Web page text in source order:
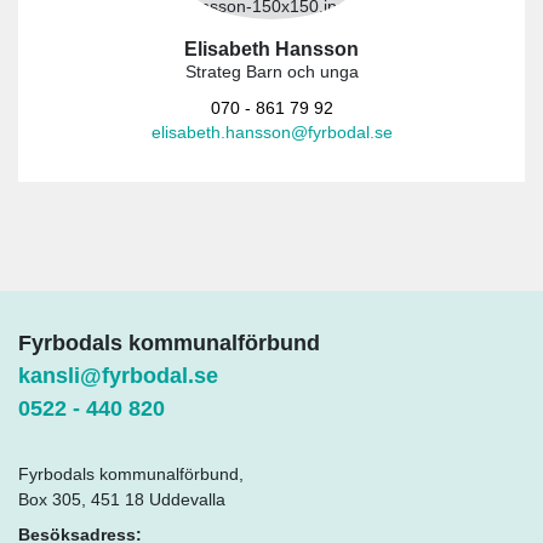
Elisabeth Hansson
Strateg Barn och unga
070 - 861 79 92
elisabeth.hansson@fyrbodal.se
Fyrbodals kommunalförbund
kansli@fyrbodal.se
0522 - 440 820
Fyrbodals kommunalförbund,
Box 305, 451 18 Uddevalla
Besöksadress: